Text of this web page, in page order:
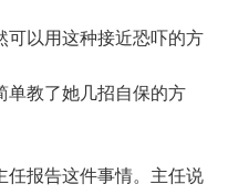
以用这种接近恐吓的方
单教了她几招自保的方
报告这件事情。主任说